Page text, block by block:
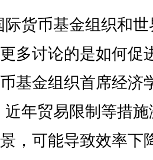
货币基金组织和
多讨论的是如何促
基金组织首席经济
近年贸易限制等措
，可能导致效率下